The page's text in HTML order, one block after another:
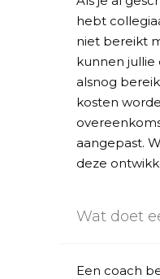
hebt
niet bereikt
kunnen
alsnog
kosten
aangepast.
deze
Wat doet
Een coach